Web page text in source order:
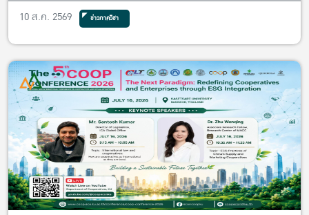
Hall อาคาร 5 อาคารปฏิบัติการคณะเศรษฐศาสตร์ มหาวิทยาลัย
10 ส.ค. 2569 ข่าวภาควิชา